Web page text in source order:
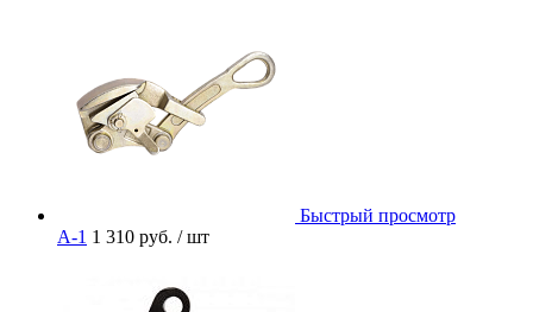
Быстрый просмотр
A-1 1 310 руб. / шт